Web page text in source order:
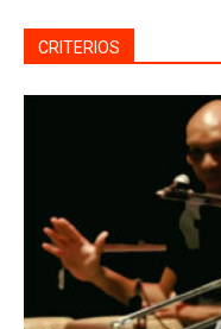
CRITERIOS